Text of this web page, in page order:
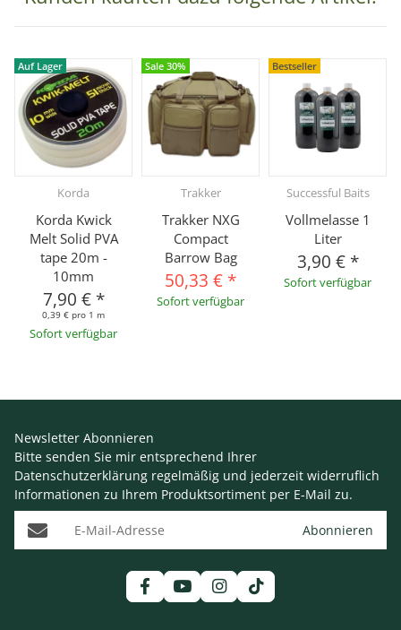
Auf Lager
Korda
Korda Kwick
Melt Solid PVA
tape 20m -
10mm
7,90 € *
0,39 € pro 1 m
Sofort verfügbar
Sale 30%
Trakker
Trakker NXG
Compact
Barrow Bag
50,33 € *
Sofort verfügbar
Bestseller
Successful Baits
Vollmelasse 1
Liter
3,90 € *
Sofort verfügbar
Newsletter Abonnieren
Bitte senden Sie mir entsprechend Ihrer
Datenschutzerklärung regelmäßig und jederzeit widerruflich
Informationen zu Ihrem Produktsortiment per E-Mail zu.
E-Mail-Adresse Abonnieren